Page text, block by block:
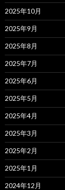
2025年10月
2025年9月
2025年8月
2025年7月
2025年6月
2025年5月
2025年4月
2025年3月
2025年2月
2025年1月
2024年12月